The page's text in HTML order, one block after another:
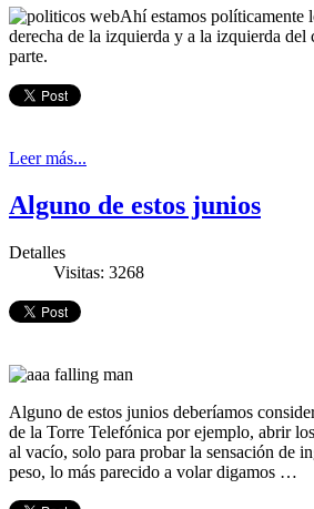
Ahí estamos políticamente
derecha de la izquierda y a la izquierda del
parte.
Leer más...
Alguno de estos junios
Detalles
Visitas: 3268
Alguno de estos junios deberíamos
de la Torre Telefónica por ejemplo, abrir
al vacío, solo para probar la sensación de
peso, lo más parecido a volar digamos …